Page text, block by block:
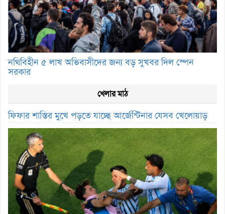
নথিবিহীন ৫ লাখ অভিবাসীদের জন্য বড় সুখবর দিল স্পেন
সরকার
খেলার মাঠ
ফিফার শাস্তির মুখে পড়তে যাচ্ছে আর্জেন্টিনার যেসব খেলোয়াড়